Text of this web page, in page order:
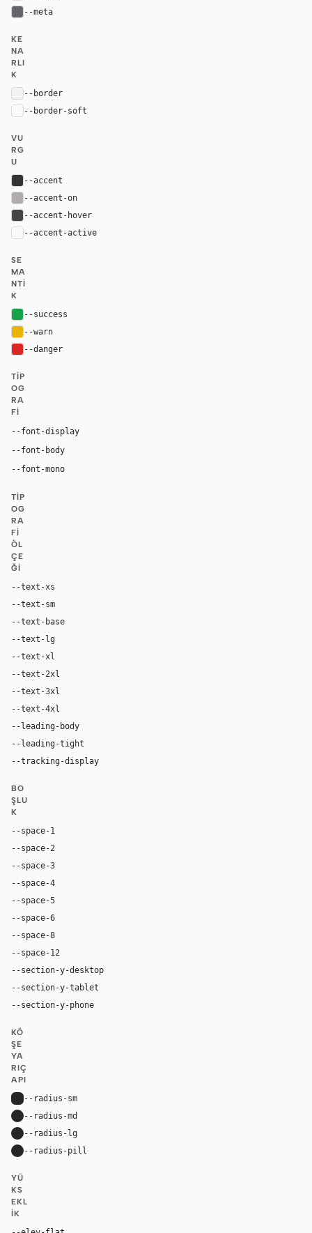
--meta
KE
NA
RLI
K
--border
--border-soft
VU
RG
U
--accent
--accent-on
--accent-hover
--accent-active
SE
MA
NTI
K
--success
--warn
--danger
TIP
OG
RA
FI
--font-display
--font-body
--font-mono
TIP
OG
RA
FI
ÖL
ÇE
ĞI
--text-xs
--text-sm
--text-base
--text-lg
--text-xl
--text-2xl
--text-3xl
--text-4xl
--leading-body
--leading-tight
--tracking-display
BO
ŞLU
K
--space-1
--space-2
--space-3
--space-4
--space-5
--space-6
--space-8
--space-12
--section-y-desktop
--section-y-tablet
--section-y-phone
KÖ
ŞE
YA
RIÇ
API
--radius-sm
--radius-md
--radius-lg
--radius-pill
YÜ
KS
EKL
IK